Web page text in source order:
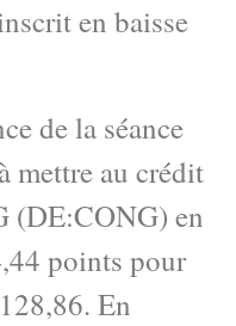
en baisse
de la séance
mettre au crédit
(DE:CONG) en
points pour
En